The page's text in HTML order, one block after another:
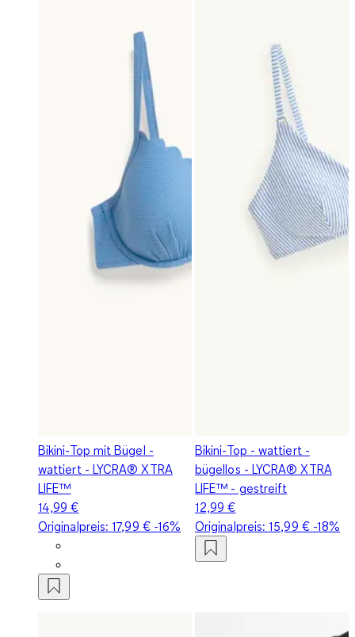
Bikini-Top mit Bügel -
wattiert - LYCRA® XTRA
LIFE™
14,99 €
Originalpreis:17,99 €-16%
Bikini-Top - wattiert -
bügellos - LYCRA® XTRA
LIFE™ - gestreift
12,99 €
Originalpreis:15,99 €-18%